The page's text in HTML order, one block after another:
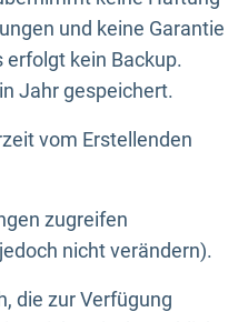
und keine Garantie
kein Backup.
Jahr gespeichert.
vom Erstellenden
zugreifen
nicht verändern).
die zur Verfügung